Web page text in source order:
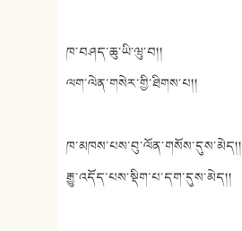
ཁ་བཤད་ཆུ་ཡི་ཝུ་བ།།
ལག་ལེན་གསེར་གྱི་ཐིགས་པ།།
ཁ་མཁས་པས་བུ་ལོན་གསོས་དུས་མེད།།
རྒྱུ་འདོད་པས་སྡིག་པ་དག་དུས་མེད།།